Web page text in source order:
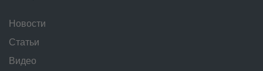
Новости
Статьи
Видео